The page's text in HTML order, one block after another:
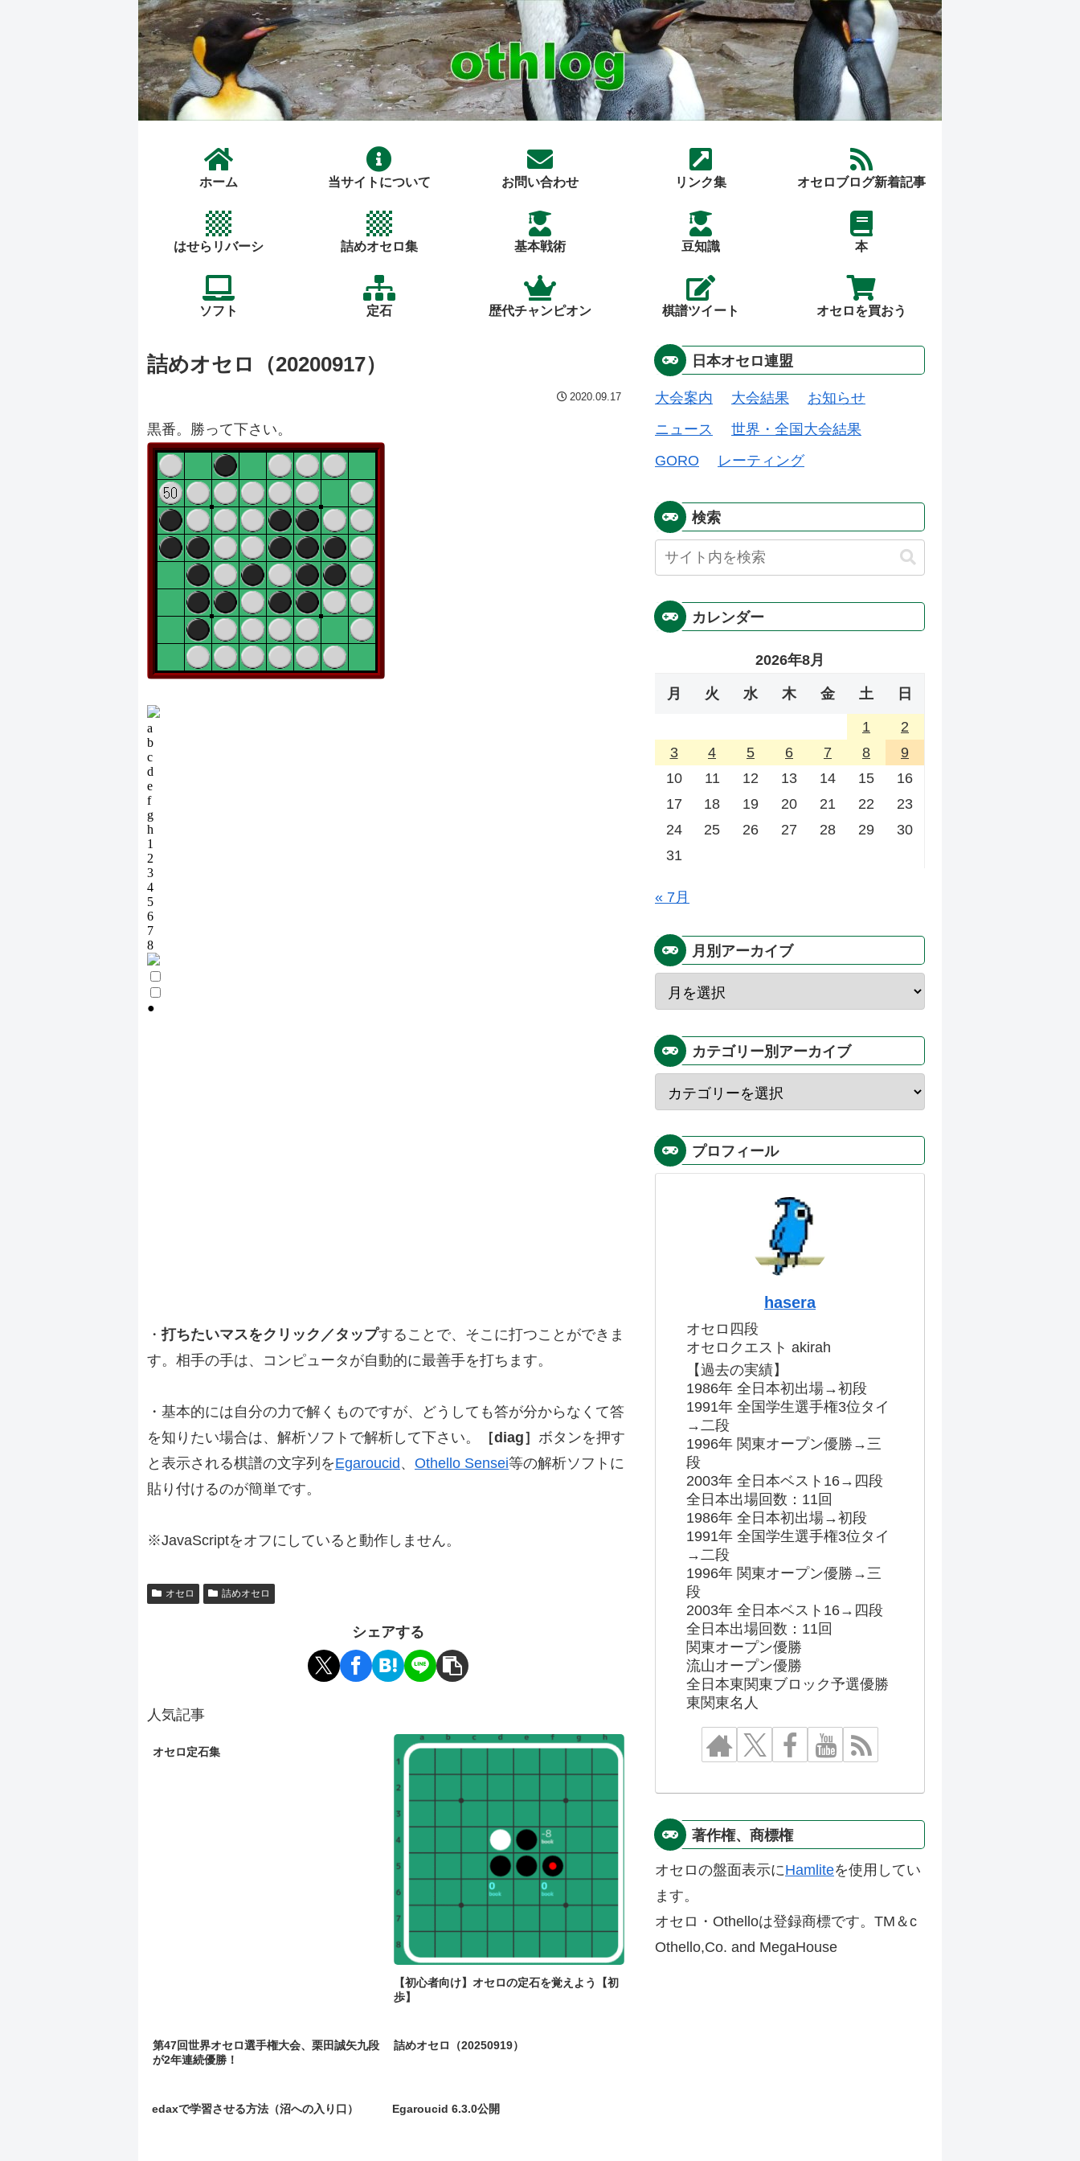
ホーム 当サイトについて お問い合わせ リンク集 オセロブログ新着記事
はせらリバーシ 詰めオセロ集 基本戦術 豆知識 本
ソフト 定石 歴代チャンピオン 棋譜ツイート オセロを買おう
詰めオセロ（20200917）
2020.09.17
黒番。勝って下さい。
・打ちたいマスをクリック／タップすることで、そこに打つことができま
す。相手の手は、コンピュータが自動的に最善手を打ちます。
・基本的には自分の力で解くものですが、どうしても答が分からなくて答
を知りたい場合は、解析ソフトで解析して下さい。
［diag］ ボタンを押す
と表示される棋譜の文字列をEgaroucid、 Othello Sensei等の解析ソフトに
貼り付けるのが簡単です。
※JavaScriptをオフにしていると動作しません。
オセロ 詰めオセロ
シェアする
人気記事
オセロ定石集
【初心者向け】オセロの定石を覚えよう【初
歩】
第47回世界オセロ選手権大会、栗田誠矢九段
が2年連続優勝！
詰めオセロ（20250919）
edaxで学習させる方法（沼への入り口） Egaroucid 6.3.0公開
日本オセロ連盟
大会案内 大会結果
お知らせ
ニュース
世界・全国大会結果
GORO
レーティング
検索
カレンダー
2026年8月
月 火 水 木 金 土 日
1
2
3
4 5 6 7 8
9
10
11 12 13 14 15
16
17
18 19 20 21 22
23
24
25 26 27 28 29
30
31
« 7月
月別アーカイブ
カテゴリー別アーカイブ
プロフィール
hasera
オセロ四段
オセロクエスト akirah
【過去の実績】
1986年 全日本初出場→初段
1991年 全国学生選手権3位タイ
→二段
1996年 関東オープン優勝→三
段
2003年 全日本ベスト16→四段
全日本出場回数：11回
1986年 全日本初出場→初段
1991年 全国学生選手権3位タイ
→二段
1996年 関東オープン優勝→三
段
2003年 全日本ベスト16→四段
全日本出場回数：11回
関東オープン優勝
流山オープン優勝
全日本東関東ブロック予選優勝
東関東名人
著作権、商標権
オセロの盤面表示にHamliteを使用してい
ます。
オセロ・Othelloは登録商標です。TM＆c
Othello,Co. and MegaHouse